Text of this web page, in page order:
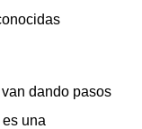
dando pasos
una